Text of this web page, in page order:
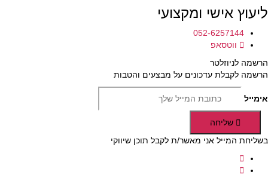
ליעוץ אישי ומקצועי
052-6257144
ווטסאפ
הרשמה לניוזלטר
הרשמה לקבלת עדכונים על מבצעים והטבות
אימייל
שליחה
בשליחת המייל אני מאשר/ת לקבל תוכן שיווקי